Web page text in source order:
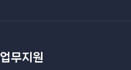
업무지원